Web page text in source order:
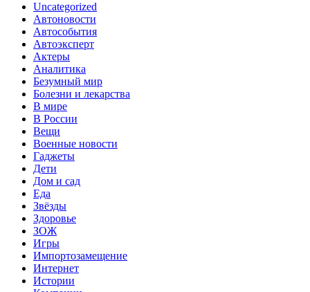
Uncategorized
Автоновости
Автособытия
Автоэксперт
Актеры
Аналитика
Безумный мир
Болезни и лекарства
В мире
В России
Вещи
Военные новости
Гаджеты
Дети
Дом и сад
Еда
Звёзды
Здоровье
ЗОЖ
Игры
Импортозамещение
Интернет
Истории